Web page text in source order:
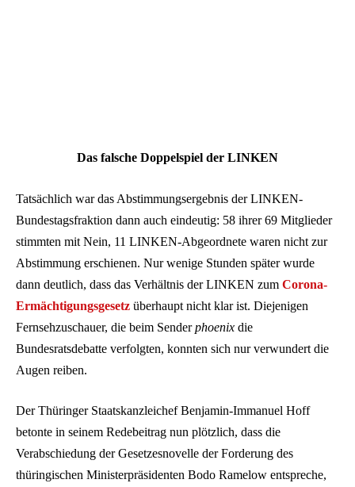
Das falsche Doppelspiel der LINKEN
Tatsächlich war das Abstimmungsergebnis der LINKEN-
Bundestagsfraktion dann auch eindeutig: 58 ihrer 69 Mitglieder
stimmten mit Nein, 11 LINKEN-Abgeordnete waren nicht zur
Abstimmung erschienen. Nur wenige Stunden später wurde
dann deutlich, dass das Verhältnis der LINKEN zum Corona-
Ermächtigungsgesetz überhaupt nicht klar ist. Diejenigen
Fernsehzuschauer, die beim Senderphoenix die
Bundesratsdebatte verfolgten, konnten sich nur verwundert die
Augen reiben.
Der Thüringer Staatskanzleichef Benjamin-Immanuel Hoff
betonte in seinem Redebeitrag nun plötzlich, dass die
Verabschiedung der Gesetzesnovelle der Forderung des
thüringischen Ministerpräsidenten Bodo Ramelow entspreche,